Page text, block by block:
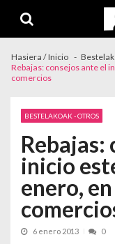
Hasiera / Inicio
Rebajas: consejos ante el
comercios
BESTELAKOAK - OTROS
Rebajas:
inicio
enero,
6 enero 2013 0